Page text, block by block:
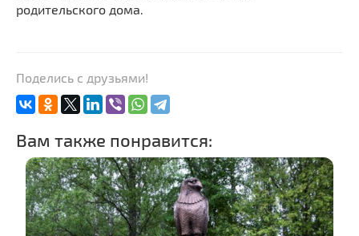
родительского дома.
Поделись с друзьями!
Вам также понравится: